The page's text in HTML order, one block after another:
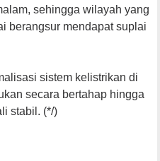
sehingga wilayah yang
berangsur mendapat suplai
sistem kelistrikan di
secara bertahap hingga
stabil. (*/)